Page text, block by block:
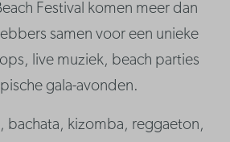
Festival komen meer dan
samen voor een unieke
live muziek, beach parties
gala-avonden.
bachata, kizomba, reggaeton,